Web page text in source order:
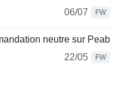
06/07
FW
neutre sur Peab
22/05
FW